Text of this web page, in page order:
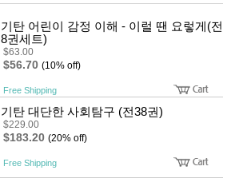
기탄 어린이 감정 이해 - 이럴 땐 요렇게(전
8권세트)
$63.00
$56.70 (10% off)
Free Shipping
기탄 대단한 사회탐구 (전38권)
$229.00
$183.20 (20% off)
Free Shipping